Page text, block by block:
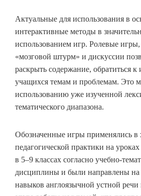
Актуальные для использования в
интерактивные методы в
использованием игр. Ролевые
«мозговой штурм» и дискуссии
раскрыть содержание, обратиться
учащихся темам и проблемам. Это
использованию уже изученной
тематического диапазона.
Обозначенные игры применялись в
педагогической практики на
в 5–9 классах согласно учебно-
дисциплины и были направлены
навыков англоязычной устной